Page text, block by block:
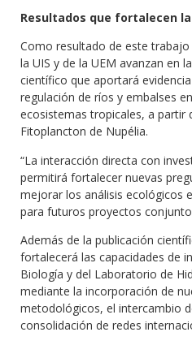
Resultados que fortalecen
Como resultado de este
la UIS y de la UEM avanzan en
científico que aportará
regulación de ríos y embalses
ecosistemas tropicales, a partir
Fitoplancton de Nupélia.
“La interacción directa con
permitirá fortalecer nuevas
mejorar los análisis ecológicos
para futuros proyectos
Además de la publicación
fortalecerá las capacidades de
Biología y del Laboratorio de
mediante la incorporación de
metodológicos, el intercambio
consolidación de redes